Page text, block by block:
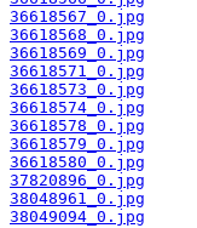
36618567_0.jpg
36618568_0.jpg
36618569_0.jpg
36618571_0.jpg
36618573_0.jpg
36618574_0.jpg
36618578_0.jpg
36618579_0.jpg
36618580_0.jpg
37820896_0.jpg
38048961_0.jpg
38049094_0.jpg